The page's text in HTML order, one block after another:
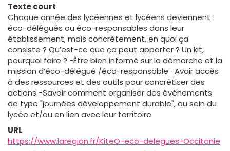
Texte court
Chaque année des lycéennes et lycéens deviennent
éco-délégués ou éco-responsables dans leur
établissement, mais concrètement, en quoi ça
consiste ? Qu’est-ce que ça peut apporter ? Un kit,
pourquoi faire ? -Être bien informé sur la démarche et la
mission d’éco-délégué /éco-responsable -Avoir accès
à des ressources et des outils pour concrétiser des
actions -Savoir comment organiser des événements
de type "journées développement durable", au sein du
lycée et/ou en lien avec leur territoire
URL
https://www.laregion.fr/KiteO-eco-delegues-Occitanie